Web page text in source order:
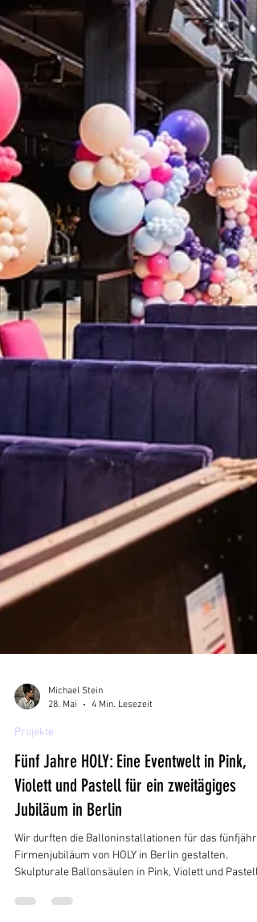
28. Mai
4 Min. Lesezeit
Projekte
Fünf Jahre HOLY: Eine Eventwelt in Pink,
Violett und Pastell für ein zweitägiges